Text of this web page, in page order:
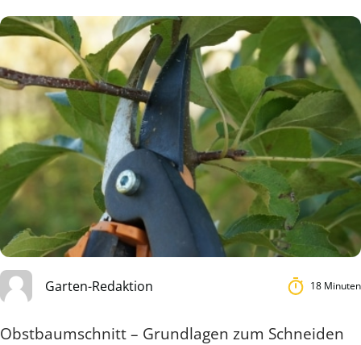
Garten-Redaktion 18 Minuten
Obstbaumschnitt – Grundlagen zum Schneiden